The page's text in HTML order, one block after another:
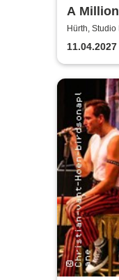
A
Circus
Hürth,
11.04.2027